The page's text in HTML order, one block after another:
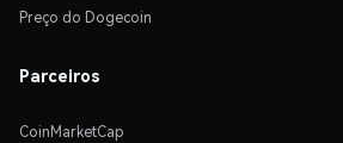
Preço do Dogecoin
Parceiros
CoinMarketCap